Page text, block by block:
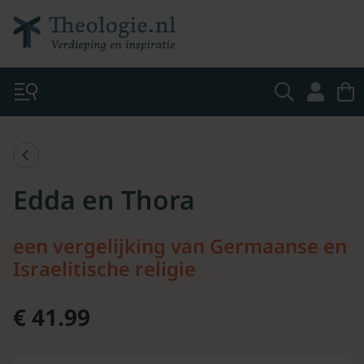
Edda en Thora
een vergelijking van Germaanse en
Israelitische religie
€ 41.99